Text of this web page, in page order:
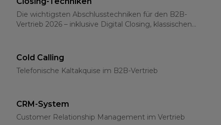
Die wichtigsten Abschlusstechniken für den B2B-
Vertrieb 2026 – inklusive Digital Closing, klassischen
Cold Calling
Telefonische Kaltakquise im B2B-Vertrieb
CRM-System
Customer Relationship Management im Vertrieb